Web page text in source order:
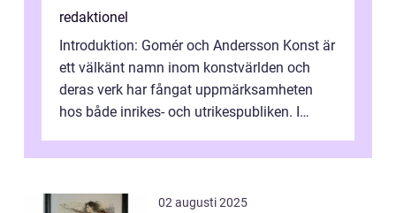
redaktionel
Introduktion: Gomér och Andersson Konst är
ett välkänt namn inom konstvärlden och
deras verk har fångat uppmärksamheten
hos både inrikes- och utrikespubliken. I
02 augusti 2025